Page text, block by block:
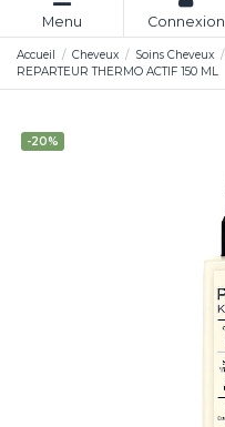
Menu Connexion
Accueil Cheveux Soins Cheveux
REPARTEUR THERMO ACTIF 150 ML
-20%